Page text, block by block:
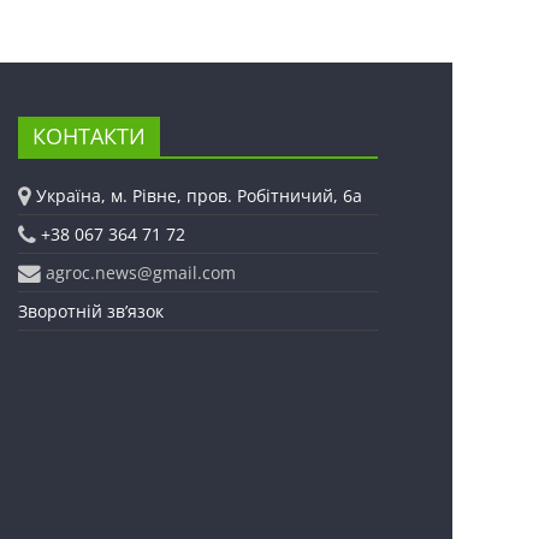
КОНТАКТИ
Україна, м. Рівне, пров. Робітничий, 6а
+38 067 364 71 72
agroc.news@gmail.com
Зворотній зв’язок